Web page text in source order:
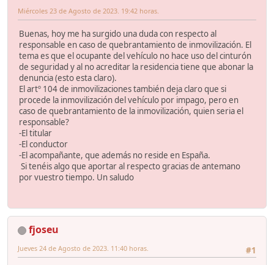
Miércoles 23 de Agosto de 2023. 19:42 horas.
Buenas, hoy me ha surgido una duda con respecto al
responsable en caso de quebrantamiento de inmovilización. El
tema es que el ocupante del vehículo no hace uso del cinturón
de seguridad y al no acreditar la residencia tiene que abonar la
denuncia (esto esta claro).
El artº 104 de inmovilizaciones también deja claro que si
procede la inmovilización del vehículo por impago, pero en
caso de quebrantamiento de la inmovilización, quien seria el
responsable?
-El titular
-El conductor
-El acompañante, que además no reside en España.
Si tenéis algo que aportar al respecto gracias de antemano
por vuestro tiempo. Un saludo
fjoseu
#1
Jueves 24 de Agosto de 2023. 11:40 horas.